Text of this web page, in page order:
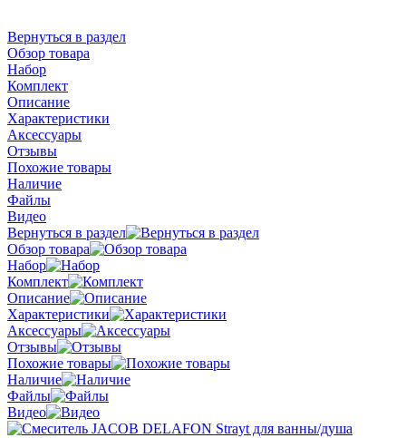
Вернуться в раздел
Обзор товара
Набор
Комплект
Описание
Характеристики
Аксессуары
Отзывы
Похожие товары
Наличие
Файлы
Видео
Вернуться в раздел
Обзор товара
Набор
Комплект
Описание
Характеристики
Аксессуары
Отзывы
Похожие товары
Наличие
Файлы
Видео